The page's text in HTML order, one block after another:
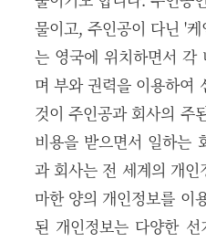
물이고, 주인공이 다닌 '
는 영국에 위치하면서 각
며 부와 권력을 이용하여
것이 주인공과 회사의 주
비용을 받으면서 일하는
과 회사는 전 세계의 개인
마한 양의 개인정보를 이
된 개인정보는 다양한